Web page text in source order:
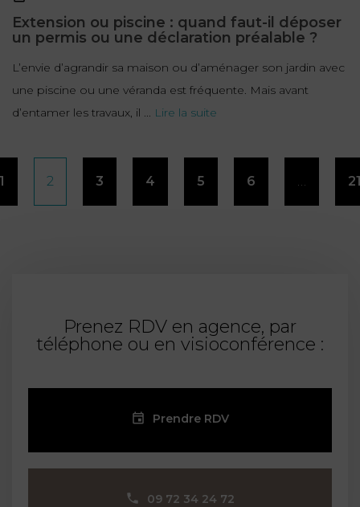
Extension ou piscine : quand faut-il déposer
un permis ou une déclaration préalable ?
L’envie d’agrandir sa maison ou d’aménager son jardin avec
une piscine ou une véranda est fréquente. Mais avant
d’entamer les travaux, il ... Lire la suite
Pagination
des
2 3 4 5 6 …
Prenez RDV en agence, par
téléphone ou en visioconférence :
Prendre RDV
09 72 34 24 72